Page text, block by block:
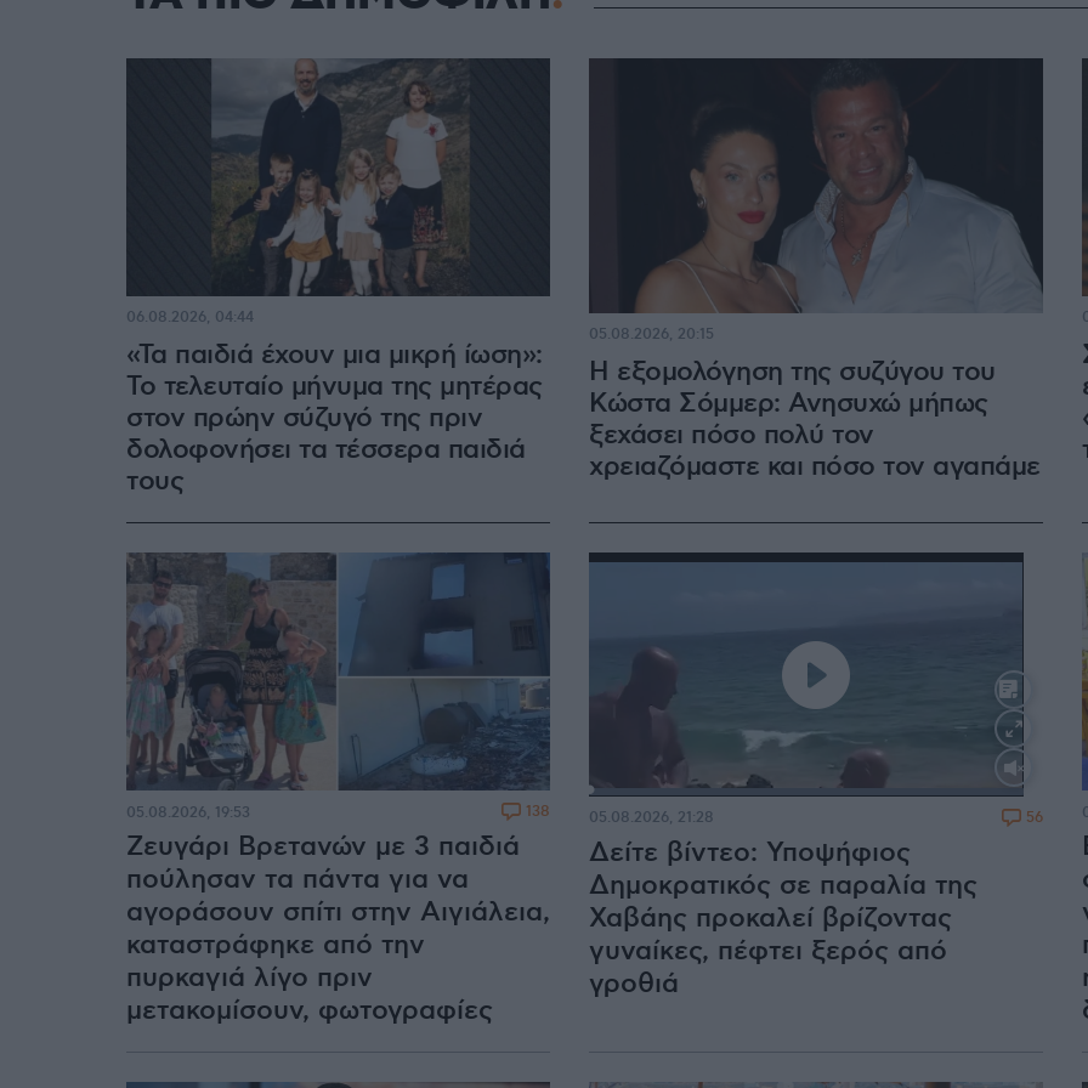
«Τα παιδιά έχουν μια μικρή ίωση»:
Το τελευταίο μήνυμα της μητέρας
στον πρώην σύζυγό της πριν
δολοφονήσει τα τέσσερα παιδιά
τους
06.08.2026, 04:44
Η εξομολόγηση της συζύγου του
Κώστα Σόμμερ: Ανησυχώ μήπως
ξεχάσει πόσο πολύ τον
χρειαζόμαστε και πόσο τον αγαπάμε
05.08.2026, 20:15
Ζευγάρι Βρετανών με 3 παιδιά
πούλησαν τα πάντα για να
αγοράσουν σπίτι στην Αιγιάλεια,
καταστράφηκε από την
πυρκαγιά λίγο πριν
μετακομίσουν, φωτογραφίες
05.08.2026, 19:53 138
Loaded:
Δείτε βίντεο: Υποψήφιος
Δημοκρατικός σε παραλία της
Χαβάης προκαλεί βρίζοντας
γυναίκες, πέφτει ξερός από
γροθιά
05.08.2026, 21:28 56